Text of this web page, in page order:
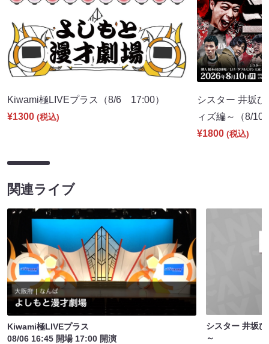
Kiwami極LIVEプラス（8/6 17:00）
¥1300 (税込)
シスター 井坂
ィズ編～（8/
¥1800 (税込)
関連ライブ
Kiwami極LIVEプラス
08/06 16:45 開場 17:00 開演
シスター 井坂
～